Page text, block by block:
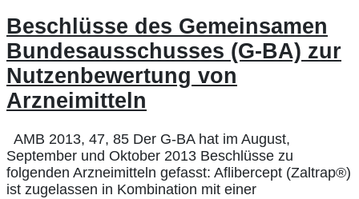
Beschlüsse des Gemeinsamen
Bundesausschusses (G-BA) zur
Nutzenbewertung von
Arzneimitteln
AMB 2013, 47, 85 Der G-BA hat im August,
September und Oktober 2013 Beschlüsse zu
folgenden Arzneimitteln gefasst: Aflibercept (Zaltrap®)
ist zugelassen in Kombination mit einer